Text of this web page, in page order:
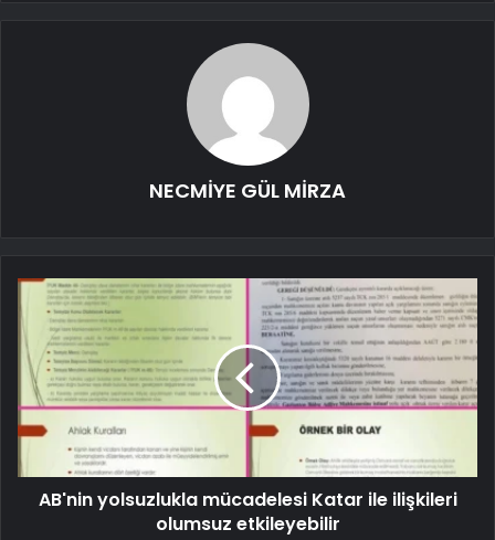
NECMİYE GÜL MİRZA
AB'nin yolsuzlukla mücadelesi Katar ile ilişkileri
olumsuz etkileyebilir